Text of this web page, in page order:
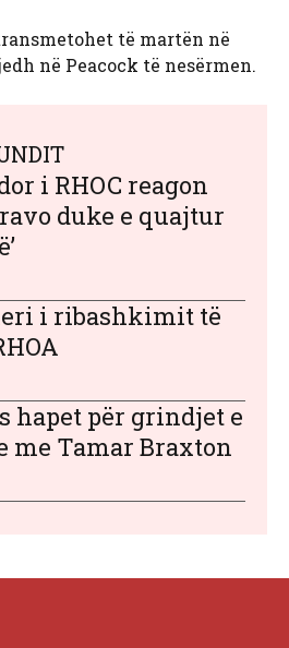
të martën në
në Peacock të nesërmen.
i RHOC reagon
duke e quajtur
i ribashkimit të
hapet për grindjet e
me Tamar Braxton